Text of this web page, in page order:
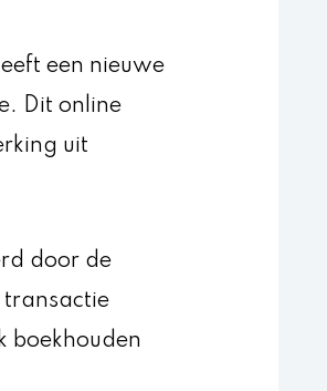
een nieuwe
Dit online
uit
door de
transactie
boekhouden